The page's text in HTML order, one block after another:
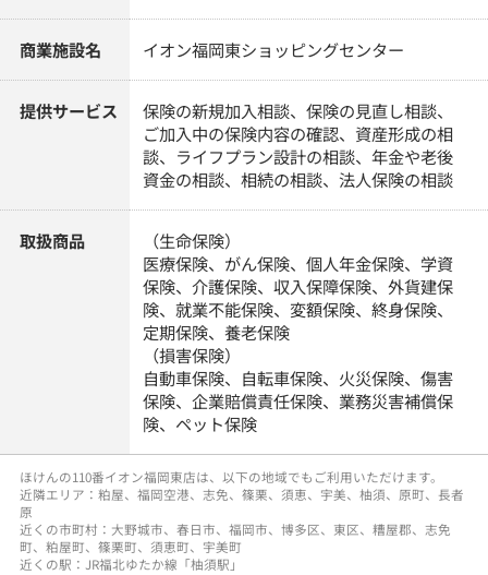
商業施設名 イオン福岡東ショッピングセンター
提供サービス
保険の新規加入相談、保険の見直し相談、
ご加入中の保険内容の確認、資産形成の相
談、ライフプラン設計の相談、年金や老後
資金の相談、相続の相談、法人保険の相談
取扱商品
（生命保険）
医療保険、がん保険、個人年金保険、学資
保険、介護保険、収入保障保険、外貨建保
険、就業不能保険、変額保険、終身保険、
定期保険、養老保険
（損害保険）
自動車保険、自転車保険、火災保険、傷害
保険、企業賠償責任保険、業務災害補償保
険、ペット保険
ほけんの110番イオン福岡東店は、以下の地域でもご利用いただけます。
近隣エリア：粕屋、福岡空港、志免、篠栗、須恵、宇美、柚須、原町、長者
原
近くの市町村：大野城市、春日市、福岡市、博多区、東区、糟屋郡、志免
町、粕屋町、篠栗町、須恵町、宇美町
近くの駅：JR福北ゆたか線「柚須駅」